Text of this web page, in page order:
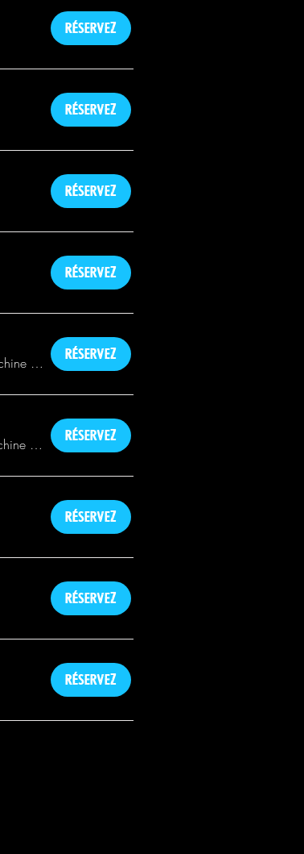
Réservez
Réservez
Réservez
Réservez
La Machine du Moulin Rouge Réservez
La Machine du Moulin Rouge Réservez
Réservez
Réservez
Réservez